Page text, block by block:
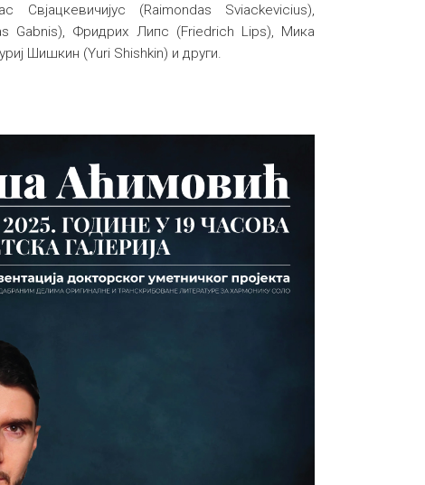
Свјацкевичијус (Raimondas Sviackevicius),
Gabnis), Фридрих Липс (Friedrich Lips), Мика
Шишкин (Yuri Shishkin) и други.